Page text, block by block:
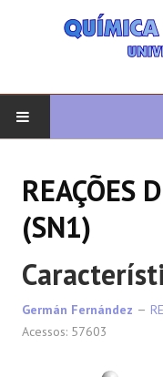
QUIMICA ORGANICA
REAÇÕES
(SN1)
Germán Fernández
Acessos: 57603